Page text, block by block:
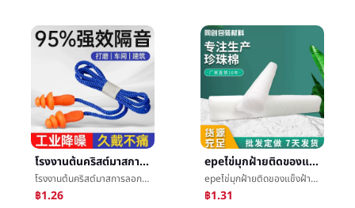
โรงงานต้นคริสต์มาสการลอกสายไฟก้ันเสียงทีอุดหูกันนำหรือเสียงต่อต้านสัญญาณรบกวนนอนหลับยางทำจากซิลิคอนช้าดีดกลับก้ันเสียงต่อต้านæ°´ทีอุดหูกันนำหรือเสียง
โรงงานต้นคริสต์มาสการลอกสายไฟก้ันเสียงทีอุดหูกันนำหรือเสียงต่อต้านสัญญาณรบกวนนอนหลับยางทำจากซิลิคอนช้าดีดกลับก้ันเสียงต่อต้านæ°´ทีอุดหูกันนำหรือเสียง
฿1.26
epeไข่มุกฝ้ายติดของแข็งฝ้ายหลอดการพยุงราคาผนังม่านประตูและหน้าต่างการกรอกโฟมฝ้ายติดการจัดดอกไม้ไข่มุกฝ้ายåหลอด
epeไข่มุกฝ้ายติดของแข็งฝ้ายหลอดการพยุงราคาผนังม่านประตูและหน้าต่างการกรอกโฟมฝ้ายติดการจัดดอกไม้ไข่มุกฝ้ายåหลอด
฿1.31